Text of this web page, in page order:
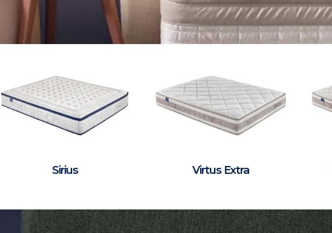
Sirius Virtus Extra